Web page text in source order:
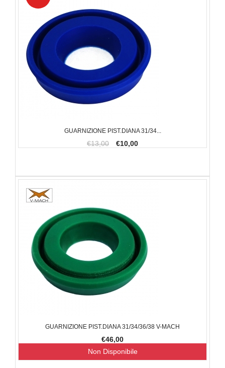
GUARNIZIONE PIST.DIANA 31/34...
€13,00 €10,00
GUARNIZIONE PIST.DIANA 31/34/36/38 V-MACH
€46,00
Non Disponibile